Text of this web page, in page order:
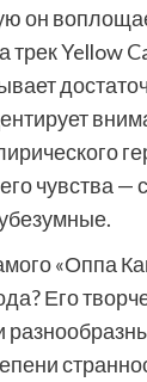
он
трек Yellow
чувства
«Оппа
Его